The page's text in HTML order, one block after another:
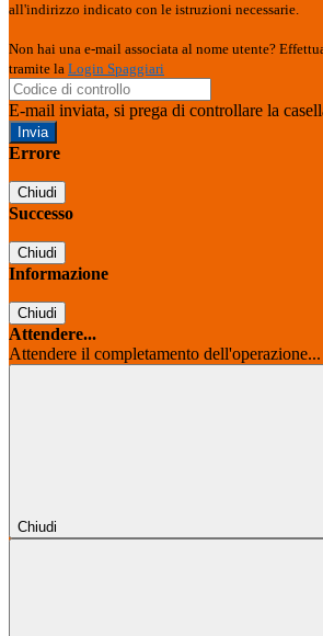
all'indirizzo indicato con le istruzioni necessarie.
Non hai una e-mail associata al nome utente?
tramite la Login Spaggiari
E-mail inviata, si prega di controllare la
Errore
Chiudi
Successo
Chiudi
Informazione
Chiudi
Attendere...
Attendere il completamento dell'operazione...
Chiudi